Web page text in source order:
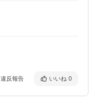
違反報告 いいね 0